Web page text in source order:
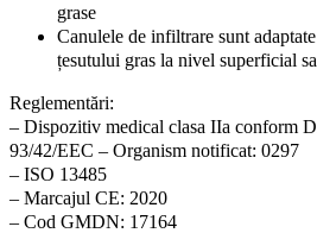
grase
Canulele de infiltrare sunt
țesutului gras la nivel superficial
Reglementări:
– Dispozitiv medical clasa IIa conform
93/42/EEC – Organism notificat: 0297
– ISO 13485
– Marcajul CE: 2020
– Cod GMDN: 17164